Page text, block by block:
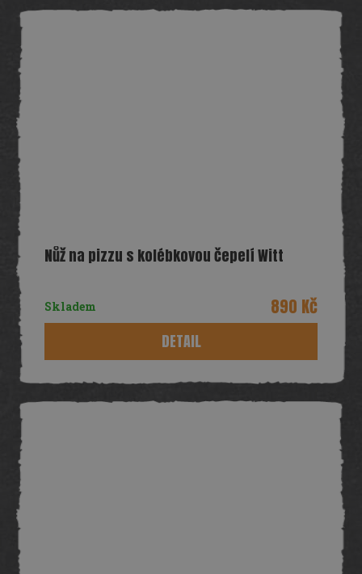
Nůž na pizzu s kolébkovou čepelí Witt
Skladem 890 Kč
DETAIL